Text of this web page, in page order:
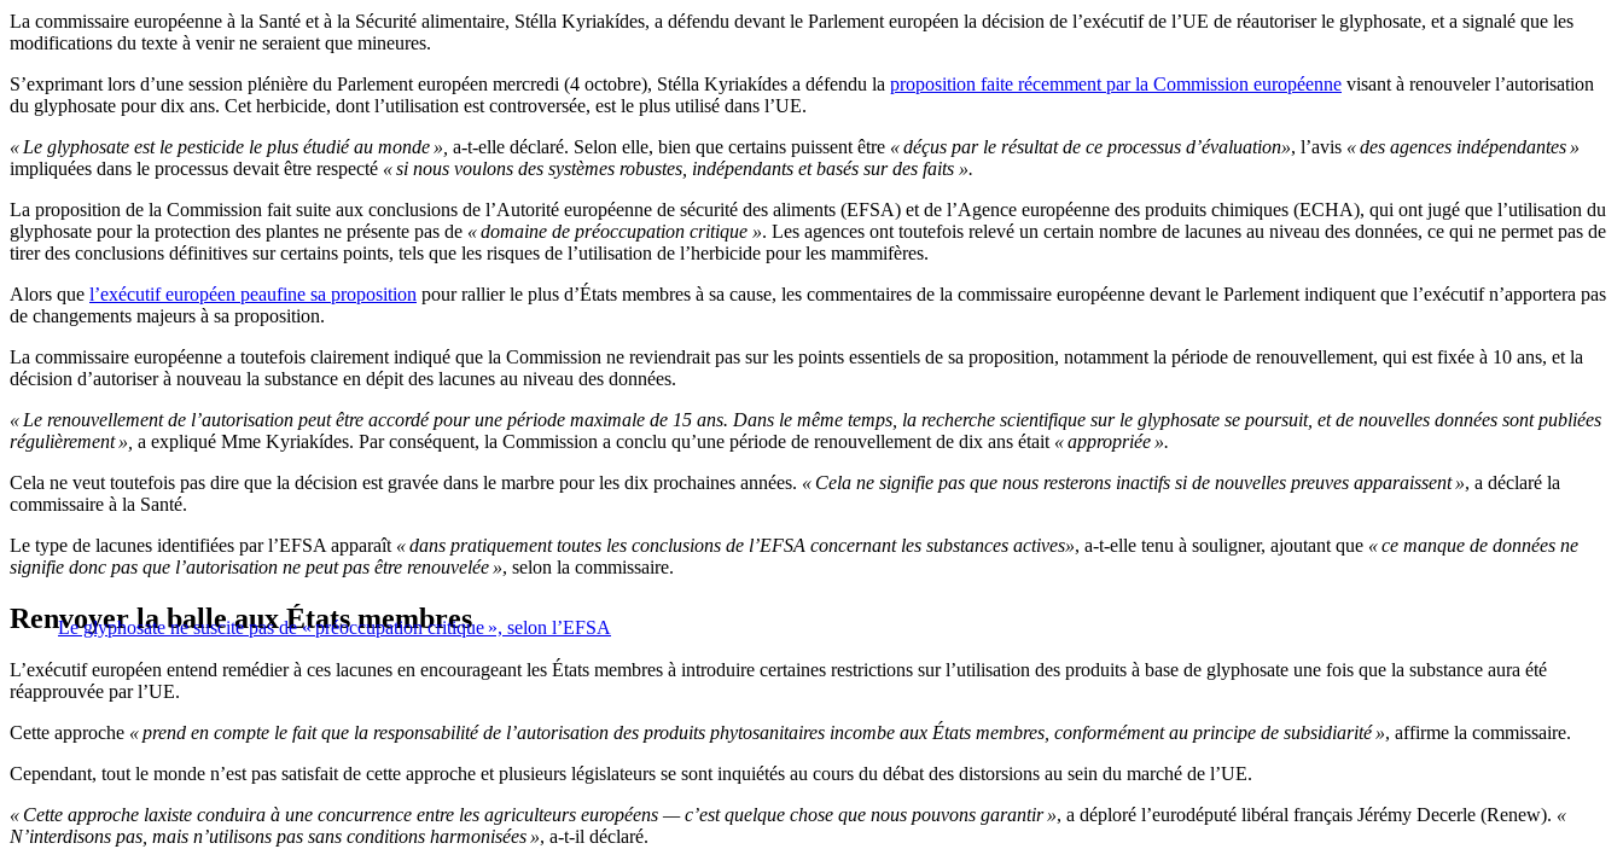
La commissaire européenne à la Santé et à la Sécurité alimentaire, Stélla Kyriakídes, a défendu devant le Parlement européen la décision de l’exécutif de l’UE de réautoriser le glyphosate, et a signalé que les
modifications du texte à venir ne seraient que mineures.
S’exprimant lors d’une session plénière du Parlement européen mercredi (4 octobre), Stélla Kyriakídes a défendu la proposition faite récemment par la Commission européenne visant à renouveler l’autorisation
du glyphosate pour dix ans. Cet herbicide, dont l’utilisation est controversée, est le plus utilisé dans l’UE.
« Le glyphosate est le pesticide le plus étudié au monde », a-t-elle déclaré. Selon elle, bien que certains puissent être « déçus par le résultat de ce processus d’évaluation», l’avis « des agences indépendantes »
impliquées dans le processus devait être respecté « si nous voulons des systèmes robustes, indépendants et basés sur des faits ».
La proposition de la Commission fait suite aux conclusions de l’Autorité européenne de sécurité des aliments (EFSA) et de l’Agence européenne des produits chimiques (ECHA), qui ont jugé que l’utilisation du
glyphosate pour la protection des plantes ne présente pas de « domaine de préoccupation critique ». Les agences ont toutefois relevé un certain nombre de lacunes au niveau des données, ce qui ne permet pas de
tirer des conclusions définitives sur certains points, tels que les risques de l’utilisation de l’herbicide pour les mammifères.
Alors que l’exécutif européen peaufine sa proposition pour rallier le plus d’États membres à sa cause, les commentaires de la commissaire européenne devant le Parlement indiquent que l’exécutif n’apportera pas
de changements majeurs à sa proposition.
La commissaire européenne a toutefois clairement indiqué que la Commission ne reviendrait pas sur les points essentiels de sa proposition, notamment la période de renouvellement, qui est fixée à 10 ans, et la
décision d’autoriser à nouveau la substance en dépit des lacunes au niveau des données.
« Le renouvellement de l’autorisation peut être accordé pour une période maximale de 15 ans. Dans le même temps, la recherche scientifique sur le glyphosate se poursuit, et de nouvelles données sont publiées
régulièrement », a expliqué Mme Kyriakídes. Par conséquent, la Commission a conclu qu’une période de renouvellement de dix ans était « appropriée ».
Cela ne veut toutefois pas dire que la décision est gravée dans le marbre pour les dix prochaines années. « Cela ne signifie pas que nous resterons inactifs si de nouvelles preuves apparaissent », a déclaré la
commissaire à la Santé.
Le type de lacunes identifiées par l’EFSA apparaît « dans pratiquement toutes les conclusions de l’EFSA concernant les substances actives», a-t-elle tenu à souligner, ajoutant que « ce manque de données ne
signifie donc pas que l’autorisation ne peut pas être renouvelée », selon la commissaire.
Le glyphosate ne suscite pas de « préoccupation critique », selon l’EFSA
Renvoyer la balle aux États membres
L’exécutif européen entend remédier à ces lacunes en encourageant les États membres à introduire certaines restrictions sur l’utilisation des produits à base de glyphosate une fois que la substance aura été
réapprouvée par l’UE.
Cette approche « prend en compte le fait que la responsabilité de l’autorisation des produits phytosanitaires incombe aux États membres, conformément au principe de subsidiarité », affirme la commissaire.
Cependant, tout le monde n’est pas satisfait de cette approche et plusieurs législateurs se sont inquiétés au cours du débat des distorsions au sein du marché de l’UE.
« Cette approche laxiste conduira à une concurrence entre les agriculteurs européens — c’est quelque chose que nous pouvons garantir », a déploré l’eurodéputé libéral français Jérémy Decerle (Renew). «
N’interdisons pas, mais n’utilisons pas sans conditions harmonisées », a-t-il déclaré.